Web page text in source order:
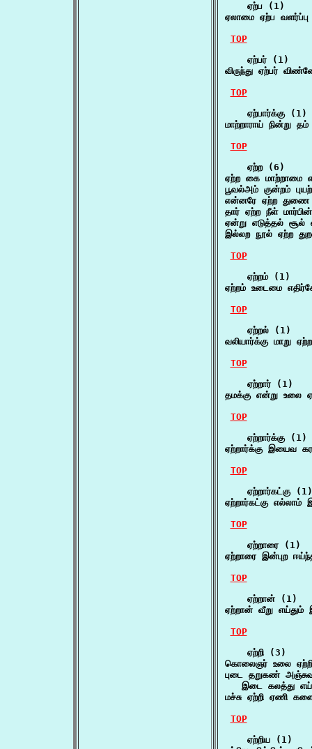
    ஏற்ப (1)
ஏலாமை ஏற்ப
TOP
    ஏற்பர் (1)
விருந்து ஏற்பர்
TOP
    ஏற்பார்க்கு (1)
மாற்றாராய் நின்று
TOP
    ஏற்ற (6)
ஏற்ற கை மாற்றாமை
பூவல்அம் குன்றம்
என்னரே ஏற்ற துணை
தார் ஏற்ற நீள்
ஏன்று எடுத்தல்
இல்லற நூல் ஏற்ற
TOP
    ஏற்றம் (1)
ஏற்றம் உடைமை
TOP
    ஏற்றல் (1)
வலியார்க்கு மாறு
TOP
    ஏற்றார் (1)
தமக்கு என்று உலை
TOP
    ஏற்றார்க்கு (1)
ஏற்றார்க்கு இயைவ
TOP
    ஏற்றார்கட்கு (1)
ஏற்றார்கட்கு
TOP
    ஏற்றாரை (1)
ஏற்றாரை இன்புற
TOP
    ஏற்றான் (1)
ஏற்றான் வீறு
TOP
    ஏற்றி (3)
கொலைஞர் உலை
புடை தறுகண்
இடை கலத்து
மச்சு ஏற்றி ஏணி
TOP
    ஏற்றிய (1)